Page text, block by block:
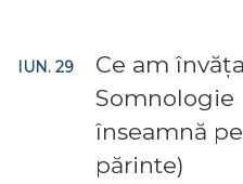
IUN. 29
Ce am
Somnologie
înseamnă
părinte)